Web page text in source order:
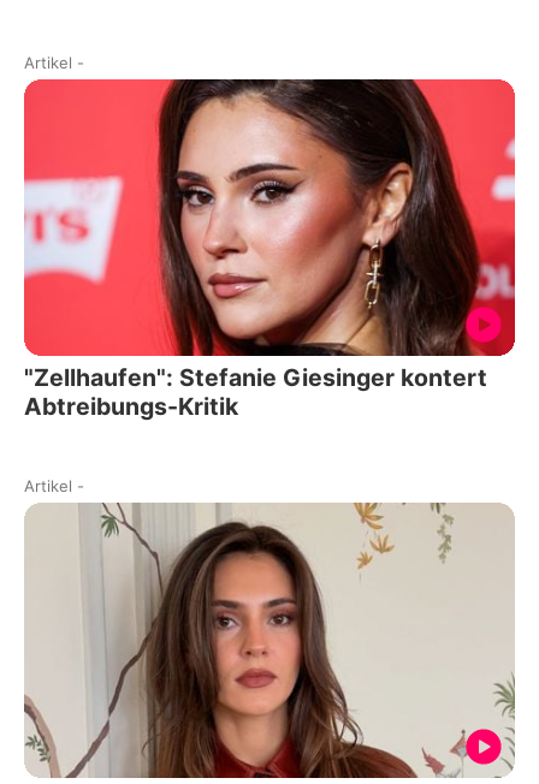
Artikel -
"Zellhaufen": Stefanie Giesinger kontert
Abtreibungs-Kritik
Artikel -